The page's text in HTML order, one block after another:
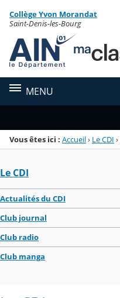
Menu de la rubrique
Contenu
Collège Yvon Morandat
Saint-Denis-les-Bourg
MENU
Vous êtes ici : Accueil› Le CDI ›
Le CDI
Actualités du CDI
Club journal
Club radio
Club manga